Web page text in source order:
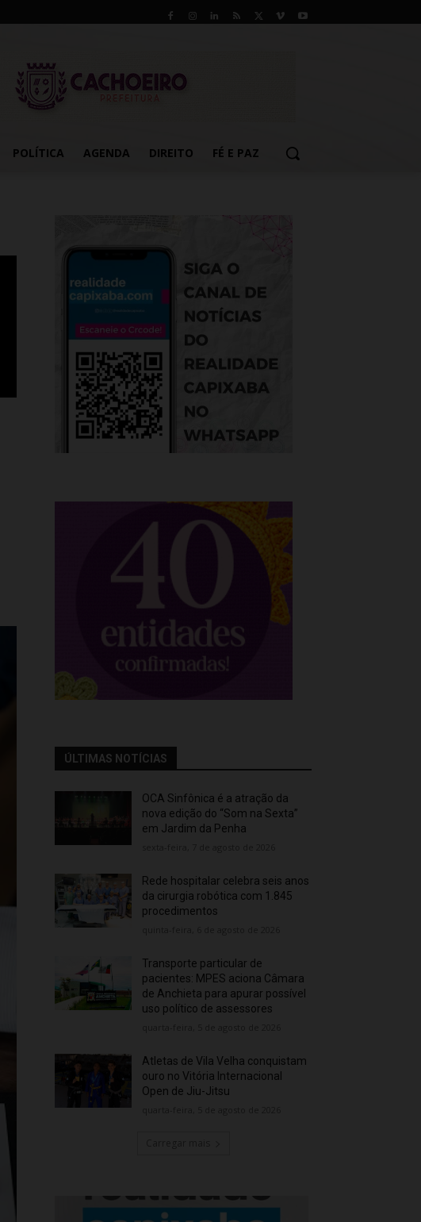
POLÍTICA AGENDA DIREITO FÉ E PAZ
ÚLTIMAS NOTÍCIAS
OCA Sinfônica é a atração da
nova edição do “Som na Sexta”
em Jardim da Penha
Rede hospitalar celebra seis anos
da cirurgia robótica com 1.845
procedimentos
Transporte particular de
pacientes: MPES aciona Câmara
de Anchieta para apurar possível
uso político de assessores
Atletas de Vila Velha conquistam
ouro no Vitória Internacional
Open de Jiu-Jitsu